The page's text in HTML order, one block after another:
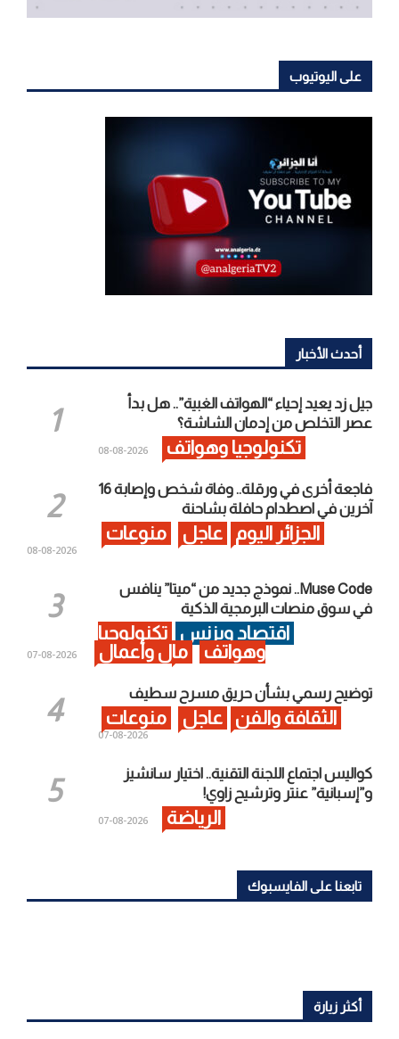
على اليوتيوب
أحدث الأخبار
جيل زد يعيد إحياء “الهواتف الغبية”.. هل بدأ
عصر التخلص من إدمان الشاشة؟
تكنولوجيا وهواتف 2026-08-08
فاجعة أخرى في ورقلة.. وفاة شخص وإصابة 16
آخرين في اصطدام حافلة بشاحنة
الجزائر اليوم عاجل منوعات
2026-08-08
Muse Code.. نموذج جديد من “ميتا” ينافس
في سوق منصات البرمجية الذكية
اقتصاد وبزنس
تكنولوجيا
وهواتف
مال وأعمال 2026-08-07
توضيح رسمي بشأن حريق مسرح سطيف
الثقافة والفن عاجل منوعات
2026-08-07
كواليس اجتماع اللجنة التقنية.. اختيار سانشيز
و”إسبانية” عنتر وترشيح زاوي!
الرياضة 2026-08-07
تابعنا على الفايسبوك
أكثر زيارة